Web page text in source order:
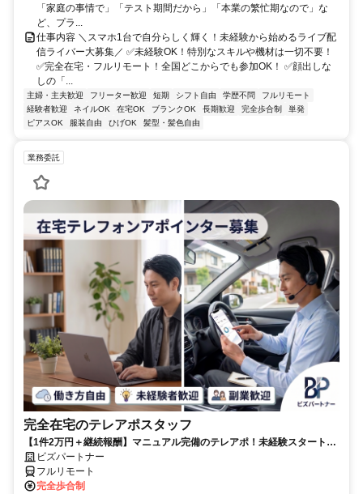
「家庭の事情で」「テスト期間だから」「本業の繁忙期なので」な
ど、プラ...
仕事内容 ＼スマホ1台で自分らしく輝く！未経験から始めるライブ配
信ライバー大募集／ ✅未経験OK！特別なスキルや機材は一切不要！
✅完全在宅・フルリモート！全国どこからでも参加OK！ ✅顔出しな
しの「...
主婦・主夫歓迎 フリーター歓迎 短期 シフト自由 学歴不問
フルリモート
経験者歓迎
ネイルOK 在宅OK ブランクOK 長期歓迎 完全歩合制
単発
ピアスOK
服装自由 ひげOK 髪型・髪色自由
業務委託
完全在宅のテレアポスタッフ
【1件2万円＋継続報酬】マニュアル完備のテレアポ！未経験スタートの
副業スタッフ活躍中／丁寧なフォロー体制あり
ビズパートナー
フルリモート
完全歩合制